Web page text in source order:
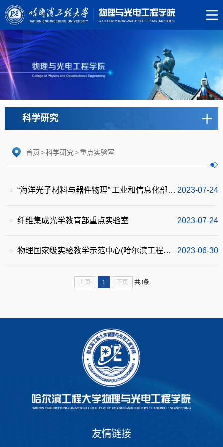
科学研究
首页>科学研究>重点实验室
2023-07-24
“海洋光子材料与器件物理” 工业和信息化部重点实验室
2023-07-24
纤维集成光学教育部重点实验室
2023-06-30
物理国家级实验教学示范中心(哈尔滨工程大学）
上页 1 下页 共3条
友情链接